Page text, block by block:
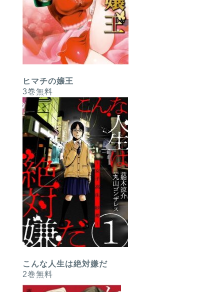
ヒマチの嬢王
3巻無料
こんな人生は絶対嫌だ
2巻無料